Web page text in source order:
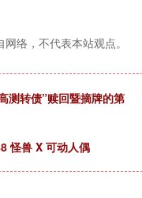
络，不代表本站观点。
测转债”赎回暨摘牌的第
怪兽 X 可动人偶